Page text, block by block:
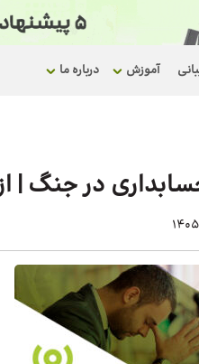
آموزش درباره ما
در جنگ |